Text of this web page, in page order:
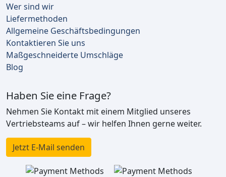
Wer sind wir
Liefermethoden
Allgemeine Geschäftsbedingungen
Kontaktieren Sie uns
Maßgeschneiderte Umschläge
Blog
Haben Sie eine Frage?
Nehmen Sie Kontakt mit einem Mitglied unseres
Vertriebsteams auf – wir helfen Ihnen gerne weiter.
Jetzt E-Mail senden